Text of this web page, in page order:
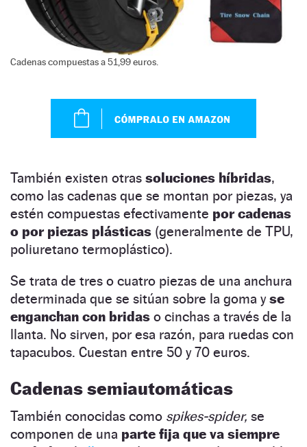
Cadenas compuestas a 51,99 euros.
También existen otras soluciones híbridas,
como las cadenas que se montan por piezas, ya
estén compuestas efectivamente por cadenas
o por piezas plásticas (generalmente de TPU,
poliuretano termoplástico).
Se trata de tres o cuatro piezas de una anchura
determinada que se sitúan sobre la goma yse
enganchan con bridas o cinchas a través de la
llanta. No sirven, por esa razón, para ruedas con
tapacubos. Cuestan entre 50 y 70 euros.
Cadenas semiautomáticas
También conocidas como spikes-spider, se
componen de una parte fija que va siempre